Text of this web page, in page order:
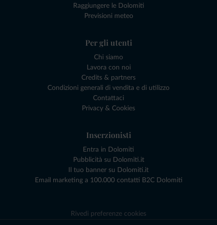
Raggiungere le Dolomiti
Previsioni meteo
Per gli utenti
Chi siamo
Lavora con noi
Credits & partners
Condizioni generali di vendita e di utilizzo
Contattaci
Privacy & Cookies
Inserzionisti
Entra in Dolomiti
Pubblicità su Dolomiti.it
Il tuo banner su Dolomiti.it
Email marketing a 100.000 contatti B2C Dolomiti
Rivedi preferenze cookies